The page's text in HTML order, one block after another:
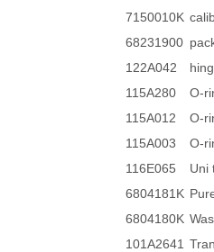
7150010K
68231900
122A042
115A280
O-
115A012
O-
115A003
O-
116E065
Uni
6804181K
6804180K
101A2641